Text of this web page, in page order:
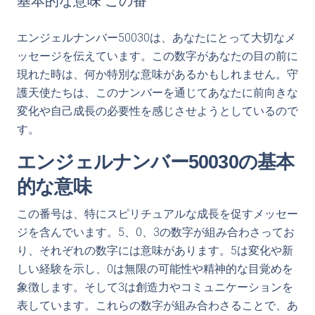
エンジェルナンバー50030は、あなたにとって大切なメ
ッセージを伝えています。この数字があなたの目の前に
現れた時は、何か特別な意味があるかもしれません。守
護天使たちは、このナンバーを通じてあなたに前向きな
変化や自己成長の必要性を感じさせようとしているので
す。
エンジェルナンバー50030の基本
的な意味
この番号は、特にスピリチュアルな成長を促すメッセー
ジを含んでいます。5、0、3の数字が組み合わさってお
り、それぞれの数字には意味があります。5は変化や新
しい経験を示し、0は無限の可能性や精神的な目覚めを
象徴します。そして3は創造力やコミュニケーションを
表しています。これらの数字が組み合わさることで、あ